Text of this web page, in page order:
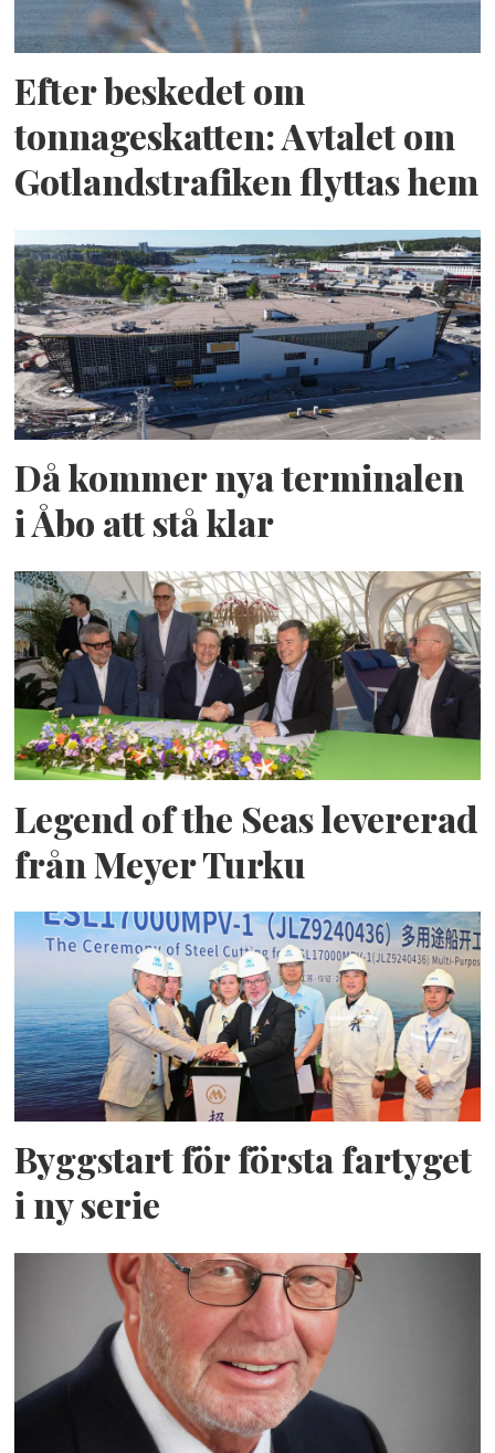
Efter beskedet om
tonnageskatten: Avtalet om
Gotlandstrafiken flyttas hem
Då kommer nya terminalen
i Åbo att stå klar
Legend of the Seas levererad
från Meyer Turku
Byggstart för första fartyget
i ny serie